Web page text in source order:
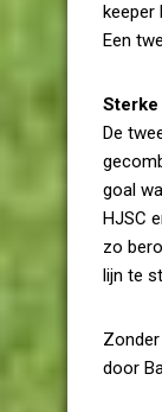
Een
De
goal
HJSC
zo
lijn te
door